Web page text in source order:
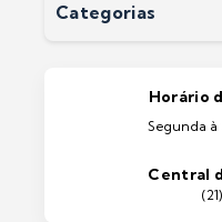
Entrega
Categorias
Portas e Janelas
Máquinas e
Lixeiras e Contentores
Horário
Segunda à
Central